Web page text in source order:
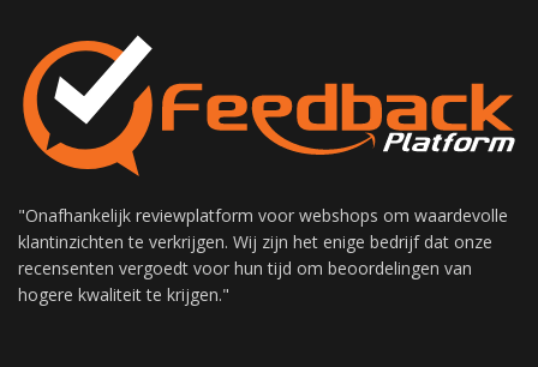
"Onafhankelijk reviewplatform voor webshops om waardevolle
klantinzichten te verkrijgen. Wij zijn het enige bedrijf dat onze
recensenten vergoedt voor hun tijd om beoordelingen van
hogere kwaliteit te krijgen."